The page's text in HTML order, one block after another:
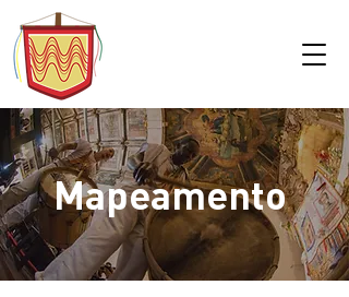
Mapeamento